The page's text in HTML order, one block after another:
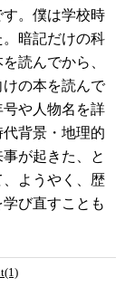
。僕は学校時
暗記だけの科
読んでから、
の本を読んで
や人物名を詳
背景・地理的
が起きた、と
ようやく、歴
び直すことも